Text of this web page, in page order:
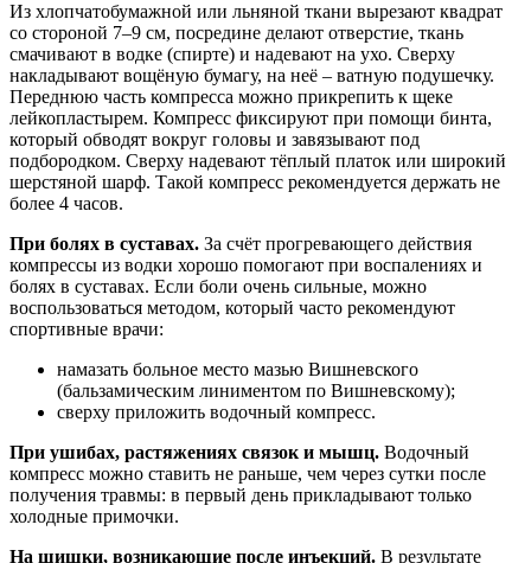
Из хлопчатобумажной или льняной ткани вырезают квадрат
со стороной 7–9 см, посредине делают отверстие, ткань
смачивают в водке (спирте) и надевают на ухо. Сверху
накладывают вощёную бумагу, на неё – ватную подушечку.
Переднюю часть компресса можно прикрепить к щеке
лейкопластырем. Компресс фиксируют при помощи бинта,
который обводят вокруг головы и завязывают под
подбородком. Сверху надевают тёплый платок или широкий
шерстяной шарф. Такой компресс рекомендуется держать не
более 4 часов.
При болях в суставах. За счёт прогревающего действия
компрессы из водки хорошо помогают при воспалениях и
болях в суставах. Если боли очень сильные, можно
воспользоваться методом, который часто рекомендуют
спортивные врачи:
намазать больное место мазью Вишневского
(бальзамическим линиментом по Вишневскому);
сверху приложить водочный компресс.
При ушибах, растяжениях связок и мышц. Водочный
компресс можно ставить не раньше, чем через сутки после
получения травмы: в первый день прикладывают только
холодные примочки.
На шишки, возникающие после инъекций. В результате